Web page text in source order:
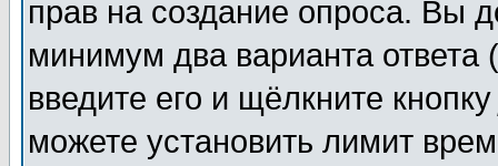
прав на создание опроса. Вы
минимум два варианта ответа
введите его и щёлкните
можете установить лимит